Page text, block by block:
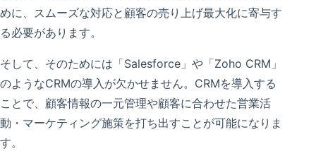
めに、スムーズな対応と顧客の売り上げ最大化に寄与す
る必要があります。
そして、そのためには「Salesforce」や「Zoho CRM」
のようなCRMの導入が欠かせません。CRMを導入する
ことで、顧客情報の一元管理や顧客に合わせた営業活
動・マーケティング施策を打ち出すことが可能になりま
す。